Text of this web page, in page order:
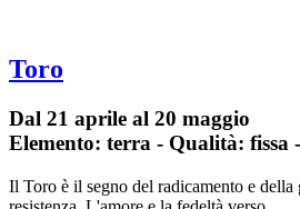
Toro
Dal 21 aprile al 20 maggio
Elemento: terra - Qualità: fissa
Il Toro è il segno del radicamento e della